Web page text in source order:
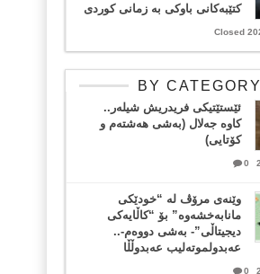
کتێبەکانی باوکی بە زمانی کوردی
BY CATEGORY
ئێستێتیکی فریدریش شیلەر..
کاوە جەلال (بەشی هەشتەم و
کۆتایی)
0
وێنەی مرۆڤ لە “خودێکی
مانابەخشەوە” بۆ “کاڵایەکی
دیجیتاڵی”- بەشی دووەم-..
عەبدولموتەلیب عەبدوڵڵا
0